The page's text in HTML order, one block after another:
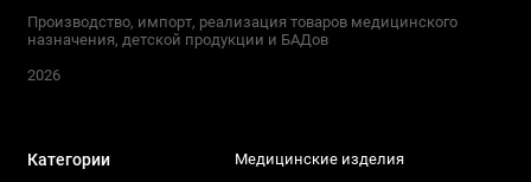
Производство, импорт, реализация товаров медицинского
назначения, детской продукции и БАДов
2026
Категории
Медицинские изделия